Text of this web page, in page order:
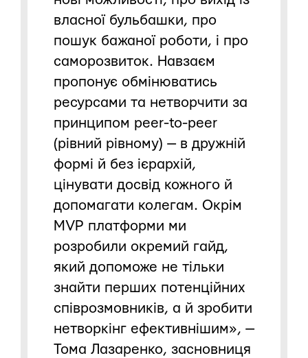
власної бульбашки, про
пошук бажаної роботи, і про
саморозвиток. Навзаєм
пропонує обмінюватись
ресурсами та нетворчити за
принципом peer-to-peer
(рівний рівному) — в дружній
формі й без ієрархій,
цінувати досвід кожного й
допомагати колегам. Окрім
MVP платформи ми
розробили окремий гайд,
який допоможе не тільки
знайти перших потенційних
співрозмовників, а й зробити
нетворкінг ефективнішим», —
Тома Лазаренко, засновниця